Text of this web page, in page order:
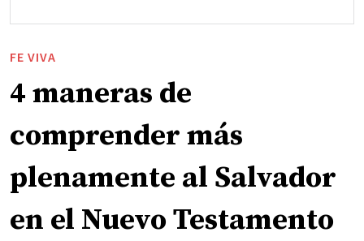
FE VIVA
4 maneras de
comprender más
plenamente al Salvador
en el Nuevo Testamento